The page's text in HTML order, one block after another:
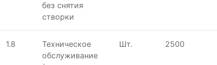
без снятия
створки
1.8
Техническое
обслуживание
Шт. 2500